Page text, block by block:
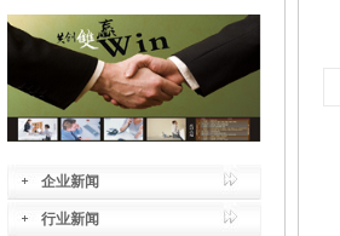
企业新闻
行业新闻